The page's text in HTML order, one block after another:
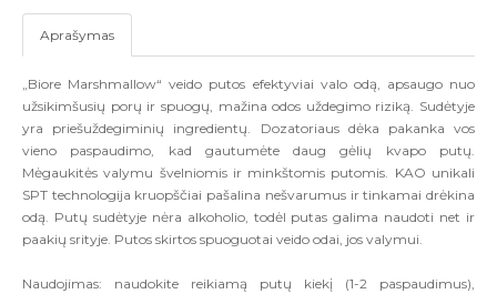
Aprašymas
„Biore Marshmallow“ veido putos efektyviai valo odą, apsaugo nuo
užsikimšusių porų ir spuogų, mažina odos uždegimo riziką. Sudėtyje
yra priešuždegiminių ingredientų. Dozatoriaus dėka pakanka vos
vieno paspaudimo, kad gautumėte daug gėlių kvapo putų.
Mėgaukitės valymu švelniomis ir minkštomis putomis. KAO unikali
SPT technologija kruopščiai pašalina nešvarumus ir tinkamai drėkina
odą. Putų sudėtyje nėra alkoholio, todėl putas galima naudoti net ir
paakių srityje. Putos skirtos spuoguotai veido odai, jos valymui.
Naudojimas: naudokite reikiamą putų kiekį (1-2 paspaudimus),